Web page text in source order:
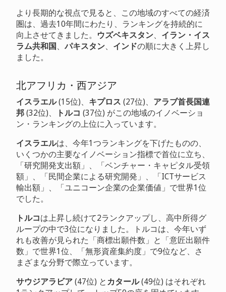
より長期的な視点で見ると、この地域のすべての経済
圏は、過去10年間にわたり、ランキングを持続的に
向上させてきました。 ウズベキスタン、 イラン・イス
ラム共和国、パキスタン、 インドの順に大きく上昇し
ました。
北アフリカ・西アジア
イスラエル(15位)、 キプロス (27位)、 アラブ首長国連
邦(32位)、 トルコ (37位) がこの地域のイノベーショ
ン・ランキングの上位に入っています。
イスラエルは、今年1つランキングを下げたものの、
いくつかの主要なイノベーション指標で首位に立ち、
「研究開発支出額」、「ベンチャー・キャピタル受領
額」、「民間企業による研究開発」、「ICTサービス
輸出額」、「ユニコーン企業の企業価値」で世界1位
でした。
トルコは上昇し続けて2ランクアップし、高中所得グ
ループの中で3位になりました。トルコは、今年いず
れも改善が見られた「商標出願件数」と「意匠出願件
数」で世界1位、「無形資産集約度」で9位など、さ
まざまな分野で際立っています。
サウジアラビア(47位) とカタール(49位) はそれぞれ